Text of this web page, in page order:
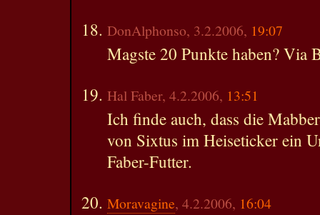
DonAlphonso, 3.2.2006, 19:07
Magste 20 Punkte haben? Via
Hal Faber, 4.2.2006, 13:51
Ich finde auch, dass die
von Sixtus im Heiseticker ein
Faber-Futter.
Moravagine, 4.2.2006, 16:04